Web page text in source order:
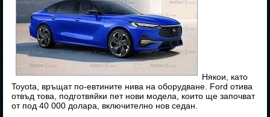
Някои, като
Toyota, връщат по-евтините нива на оборудване. Ford отива
отвъд това, подготвяйки пет нови модела, които ще започват
от под 40 000 долара, включително нов седан.